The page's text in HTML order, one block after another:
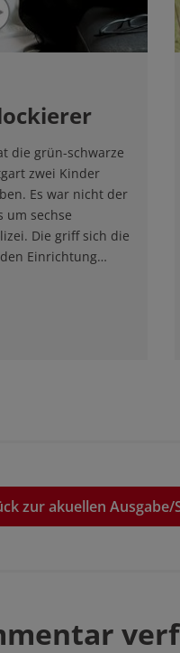
die grün-schwarze
zwei Kinder
Es war nicht der
um sechse
Die griff sich die
Einrichtung…
zurakuellen Ausgabe/